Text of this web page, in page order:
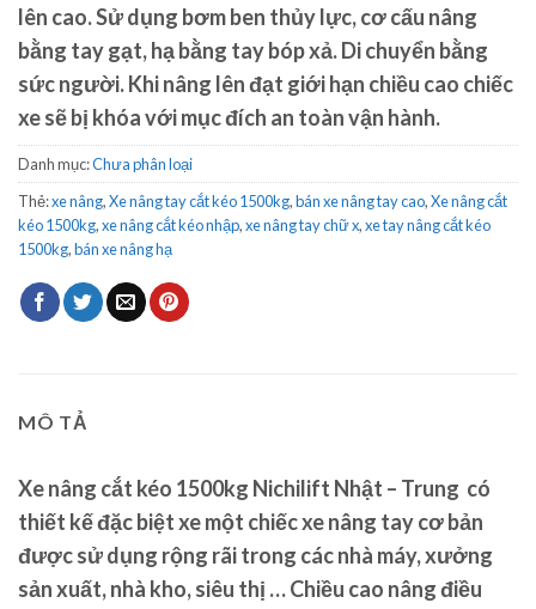
lên cao. Sử dụng bơm ben thủy lực, cơ cấu nâng
bằng tay gạt, hạ bằng tay bóp xả. Di chuyển bằng
sức người. Khi nâng lên đạt giới hạn chiều cao chiếc
xe sẽ bị khóa với mục đích an toàn vận hành.
Danh mục:Chưa phân loại
Thẻ:xe nâng,Xe nâng tay cắt kéo 1500kg,bán xe nâng tay cao,Xe nâng cắt
kéo 1500kg,xe nâng cắt kéo nhập,xe nâng tay chữ x,xe tay nâng cắt kéo
1500kg,bán xe nâng hạ
MÔ TẢ
Xe nâng cắt kéo 1500kg Nichilift Nhật – Trung có
thiết kế đặc biệt xe một chiếc xe nâng tay cơ bản
được sử dụng rộng rãi trong các nhà máy, xưởng
sản xuất, nhà kho, siêu thị … Chiều cao nâng điều